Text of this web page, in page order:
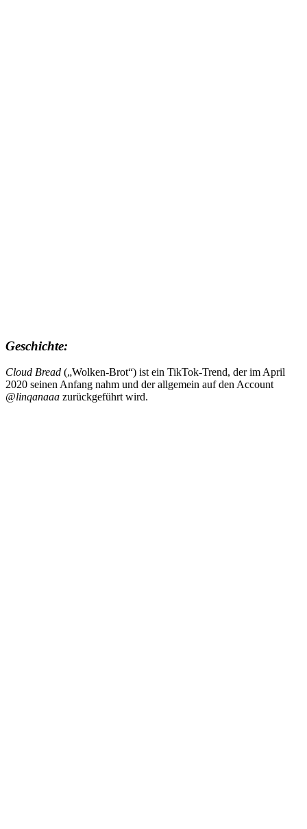
Geschichte:
Cloud Bread („Wolken-Brot“) ist ein TikTok-Trend, der im April
2020 seinen Anfang nahm und der allgemein auf den Account
@linqanaaa zurückgeführt wird.